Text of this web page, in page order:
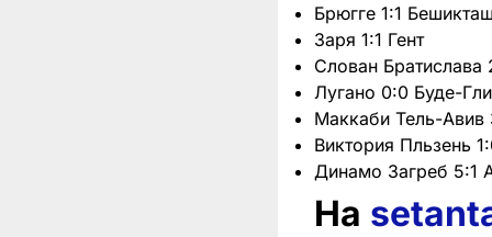
Брюгге 1:1
Заря 1:1 Гент
Слован
Лугано 0:0 Буде-
Маккаби Тель-Авив
Виктория Пльзень
Динамо Загреб 5:1
На